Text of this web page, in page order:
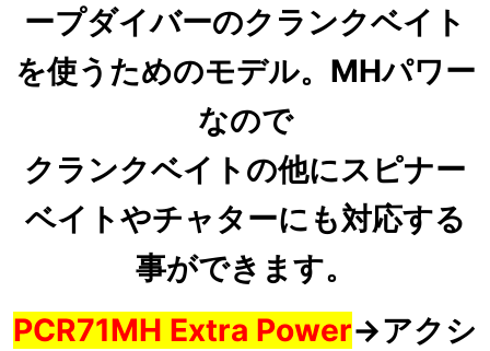
ープダイバーのクランクベイト
を使うためのモデル。MHパワー
なので
クランクベイトの他にスピナー
ベイトやチャターにも対応する
事ができます。
PCR71MH Extra Power→アクシ